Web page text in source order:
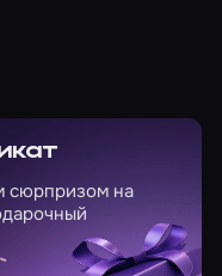
сюрпризом на